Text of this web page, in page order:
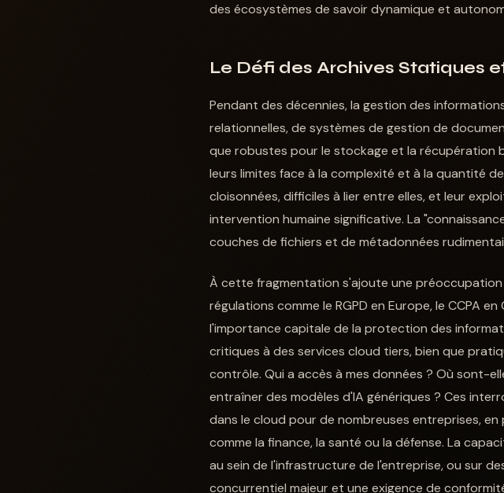
des écosystèmes de savoir dynamique et
Le Défi des Archives Statiques
Pendant des décennies, la gestion des
relationnelles, de systèmes de gestion de
que robustes pour le stockage et la récupération
leurs limites face à la complexité et à la quantité
cloisonnées, difficiles à lier entre elles, et leur
intervention humaine significative. La
couches de fichiers et de métadonnées
À cette fragmentation s'ajoute une
régulations comme le RGPD en Europe, le CCPA
l'importance capitale de la protection des
critiques à des services cloud tiers, bien que
contrôle. Qui a accès à mes données ? Où sont-
entraîner des modèles d'IA génériques ? Ces
dans le cloud pour de nombreuses entreprises,
comme la finance, la santé ou la défense. La
au sein de l'infrastructure de l'entreprise, ou sur
concurrentiel majeur et une exigence de